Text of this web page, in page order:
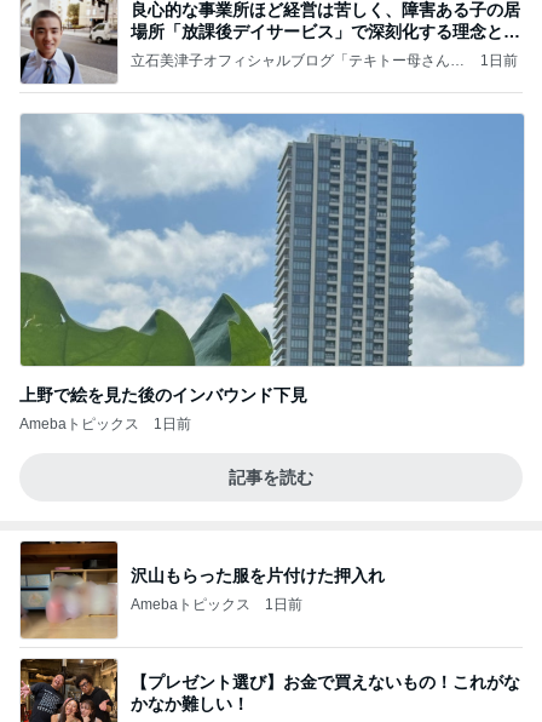
良心的な事業所ほど経営は苦しく、障害ある子の居
場所「放課後デイサービス」で深刻化する理念と現
実の
立石美津子オフィシャルブログ「テキトー母さんの
1日前
上野で絵を見た後のインバウンド下見
Amebaトピックス 1日前
記事を読む
沢山もらった服を片付けた押入れ
Amebaトピックス 1日前
【プレゼント選び】お金で買えないもの！これがな
かなか難しい！